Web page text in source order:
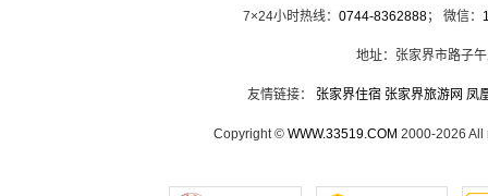
7×24小时热线： 0744-8362888； 微信：
地址：张家界市路子
友情链接： 张家界住宿 张家界旅游网 凤
Copyright © WWW.33519.COM 2000-2026 All